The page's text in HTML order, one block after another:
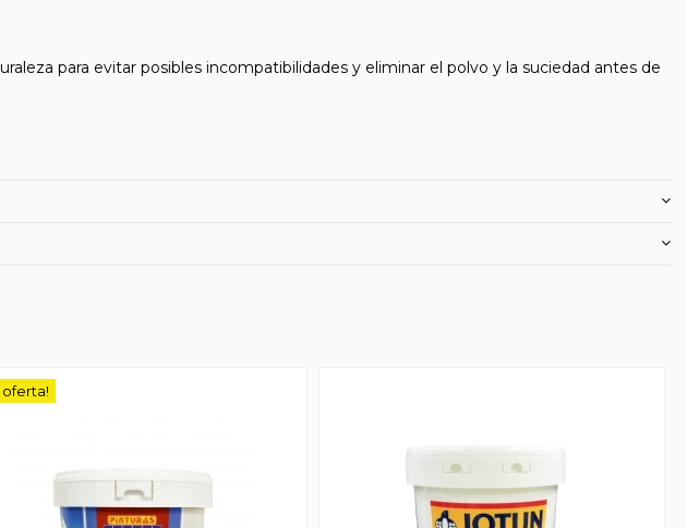
para evitar posibles incompatibilidades y eliminar el polvo y la suciedad antes de
oferta!